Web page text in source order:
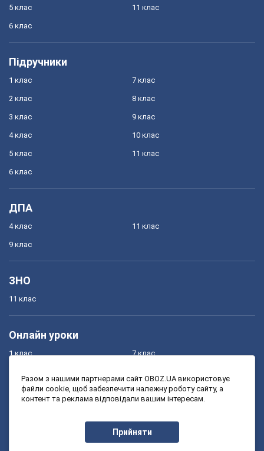
5 клас
6 клас
11 клас
Підручники
1 клас
2 клас
3 клас
4 клас
5 клас
6 клас
7 клас
8 клас
9 клас
10 клас
11 клас
ДПА
4 клас
9 клас
11 клас
ЗНО
11 клас
Онлайн уроки
1 клас
3 клас
7 клас
9 клас
Разом з нашими партнерами сайт OBOZ.UA використовує
файли cookie, щоб забезпечити належну роботу сайту, а
контент та реклама відповідали вашим інтересам.
Прийняти